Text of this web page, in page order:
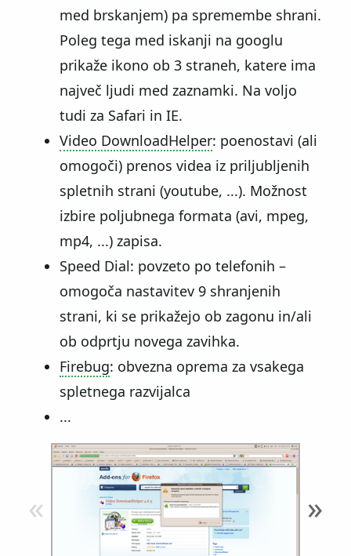
med brskanjem) pa spremembe shrani.
Poleg tega med iskanji na googlu
prikaže ikono ob 3 straneh, katere ima
največ ljudi med zaznamki. Na voljo
tudi za Safari in IE.
Video DownloadHelper: poenostavi (ali
omogoči) prenos videa iz priljubljenih
spletnih strani (youtube, ...). Možnost
izbire poljubnega formata (avi, mpeg,
mp4, ...) zapisa.
Speed Dial: povzeto po telefonih –
omogoča nastavitev 9 shranjenih
strani, ki se prikažejo ob zagonu in/ali
ob odprtju novega zavihka.
Firebug: obvezna oprema za vsakega
spletnega razvijalca
...
« »